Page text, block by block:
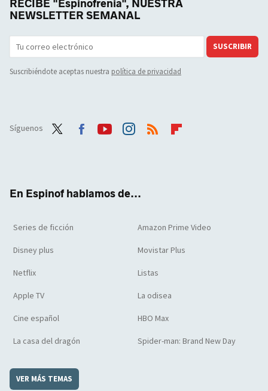
RECIBE "Espinofrenia", NUESTRA
NEWSLETTER SEMANAL
SUSCRIBIR
Suscribiéndote aceptas nuestra política de privacidad
Síguenos
En Espinof hablamos de...
Series de ficción Amazon Prime Video
Disney plus Movistar Plus
Netflix Listas
Apple TV La odisea
Cine español HBO Max
La casa del dragón Spider-man: Brand New Day
VER MÁS TEMAS